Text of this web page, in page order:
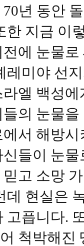
70년 동안
한 지금 이
전에 눈물
레미야 선
라엘 백성
들의 눈물
에서 해방
신들이 눈
믿고 소망
데 현실은
고픕니다.
척박해진